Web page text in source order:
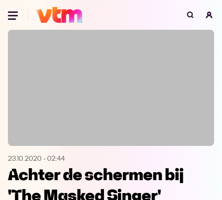
Oeps, browser niet ondersteund
Microsoft Edge Download
23.10.2020 - 02:44
Achter de schermen bij
'The Masked Singer'